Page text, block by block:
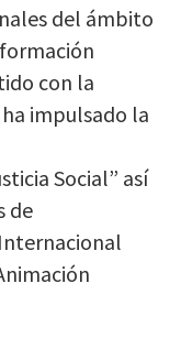
del ámbito
con la
impulsado la
Social” así
de